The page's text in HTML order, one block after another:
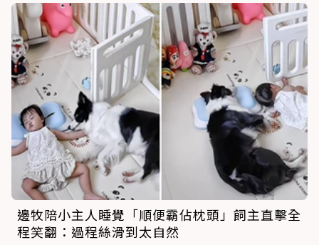
邊牧陪小主人睡覺「順便霸佔枕頭」飼主直擊全
程笑翻：過程絲滑到太自然